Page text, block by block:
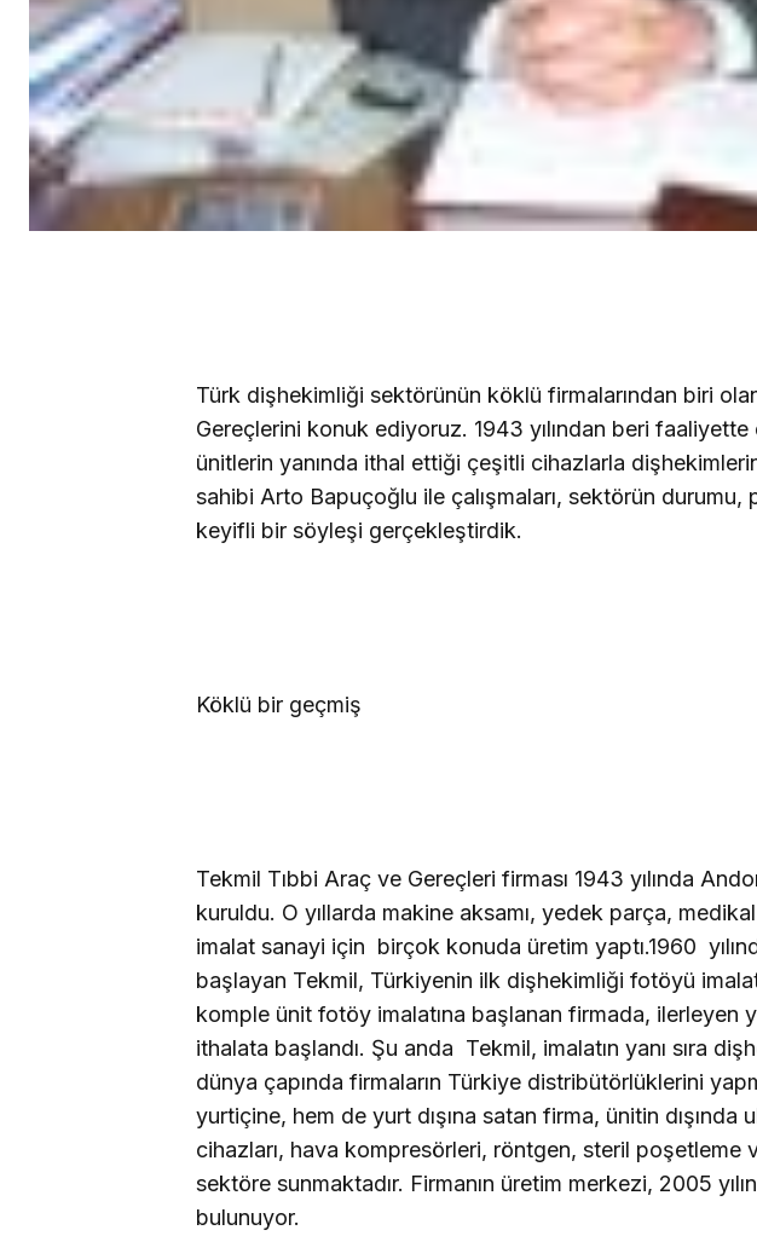
Türk dişhekimliği sektörünün köklü firmalarından biri
Gereçlerini konuk ediyoruz. 1943 yılından beri
ünitlerin yanında ithal ettiği çeşitli cihazlarla
sahibi Arto Bapuçoğlu ile çalışmaları, sektörün durumu,
keyifli bir söyleşi gerçekleştirdik.
Köklü bir geçmiş
Tekmil Tıbbi Araç ve Gereçleri firması 1943 yılında
kuruldu. O yıllarda makine aksamı, yedek parça,
imalat sanayi için birçok konuda üretim yaptı.1960
başlayan Tekmil, Türkiyenin ilk dişhekimliği fotöyü
komple ünit fotöy imalatına başlanan firmada, ilerleyen
ithalata başlandı. Şu anda Tekmil, imalatın yanı sıra
dünya çapında firmaların Türkiye distribütörlüklerini
yurtiçine, hem de yurt dışına satan firma, ünitin dışında
cihazları, hava kompresörleri, röntgen, steril poşetleme
sektöre sunmaktadır. Firmanın üretim merkezi, 2005
bulunuyor.